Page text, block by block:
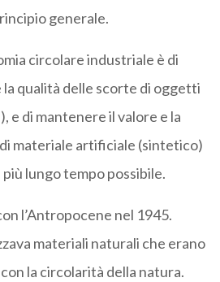
generale.
circolare industriale è di
qualità delle scorte di oggetti
e di mantenere il valore e la
materiale artificiale (sintetico)
lungo tempo possibile.
l’Antropocene nel 1945.
materiali naturali che erano
la circolarità della natura.